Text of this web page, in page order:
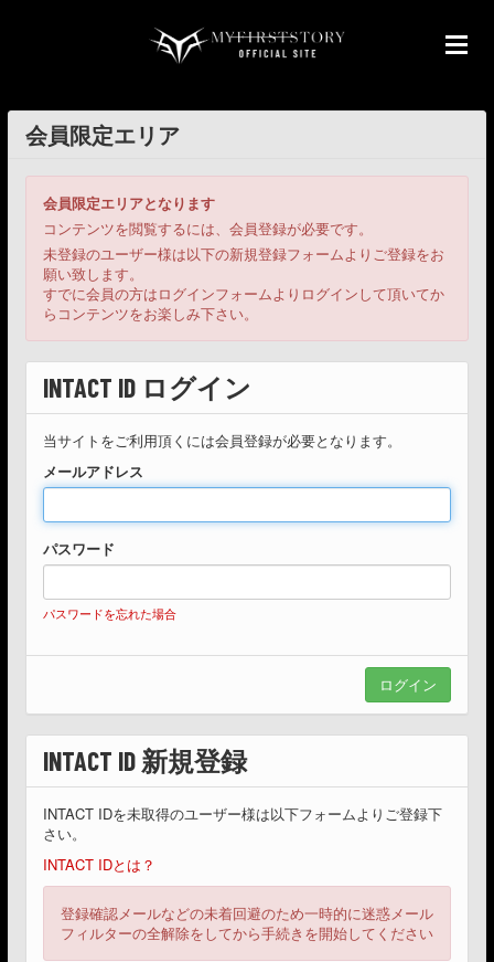
会員限定エリア
会員限定エリアとなります
コンテンツを閲覧するには、会員登録が必要です。
未登録のユーザー様は以下の新規登録フォームよりご登録をお
願い致します。
すでに会員の方はログインフォームよりログインして頂いてか
らコンテンツをお楽しみ下さい。
INTACT ID ログイン
当サイトをご利用頂くには会員登録が必要となります。
メールアドレス
パスワード
パスワードを忘れた場合
INTACT ID 新規登録
INTACT IDを未取得のユーザー様は以下フォームよりご登録下
さい。
INTACT IDとは？
登録確認メールなどの未着回避のため一時的に迷惑メール
フィルターの全解除をしてから手続きを開始してください